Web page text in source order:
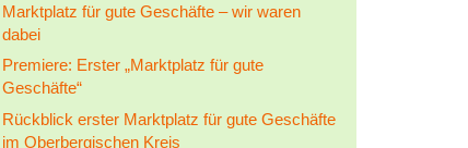
Marktplatz für gute Geschäfte – wir waren
dabei
Premiere: Erster „Marktplatz für gute
Geschäfte“
Rückblick erster Marktplatz für gute Geschäfte
im Oberbergischen Kreis